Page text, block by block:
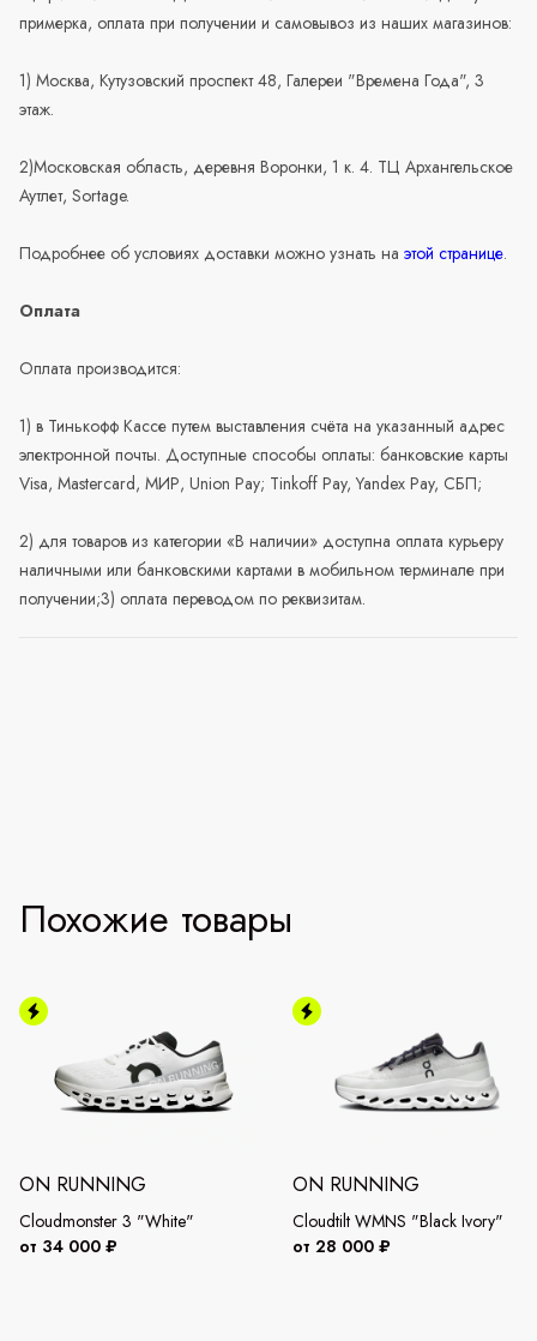
примерка, оплата при получении и самовывоз из наших магазинов:
1) Москва, Кутузовский проспект 48, Галереи "Времена Года", 3
этаж.
2)Московская область, деревня Воронки, 1 к. 4. ТЦ Архангельское
Аутлет, Sortage.
Подробнее об условиях доставки можно узнать на этой странице.
Оплата
Оплата производится:
1) в Тинькофф Кассе путем выставления счёта на указанный адрес
электронной почты. Доступные способы оплаты: банковские карты
Visa, Mastercard, МИР, Union Pay; Tinkoff Pay, Yandex Pay, СБП;
2) для товаров из категории «В наличии» доступна оплата курьеру
наличными или банковскими картами в мобильном терминале при
получении;3) оплата переводом по реквизитам.
Похожие товары
ON RUNNING
Cloudmonster 3 "White"
от 34 000 ₽
ON RUNNING
Cloudtilt WMNS "Black Ivory"
от 28 000 ₽